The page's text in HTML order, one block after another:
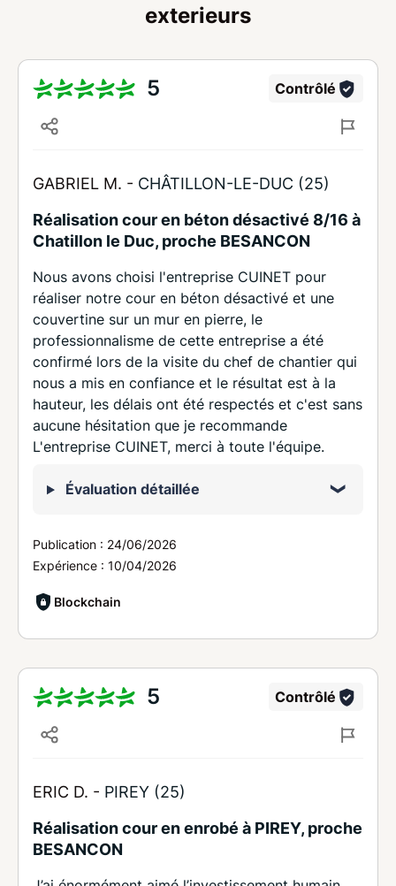
exterieurs
5 Contrôlé
GABRIEL M. - CHÂTILLON-LE-DUC (25)
Réalisation cour en béton désactivé 8/16 à
Chatillon le Duc, proche BESANCON
Nous avons choisi l'entreprise CUINET pour
réaliser notre cour en béton désactivé et une
couvertine sur un mur en pierre, le
professionnalisme de cette entreprise a été
confirmé lors de la visite du chef de chantier qui
nous a mis en confiance et le résultat est à la
hauteur, les délais ont été respectés et c'est sans
aucune hésitation que je recommande
L'entreprise CUINET, merci à toute l'équipe.
Évaluation détaillée
Publication : 24/06/2026
Expérience : 10/04/2026
Blockchain
5 Contrôlé
ERIC D. - PIREY (25)
Réalisation cour en enrobé à PIREY, proche
BESANCON